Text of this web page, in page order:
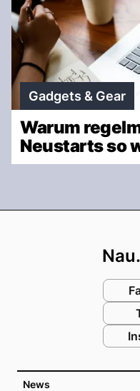
Gadgets & Gear
Warum
Neustarts so
News